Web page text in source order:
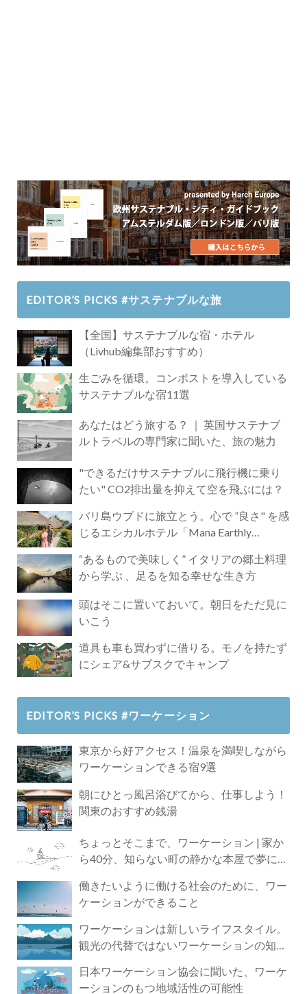
EDITOR’S PICKS #サステナブルな旅
【全国】サステナブルな宿・ホテル
（Livhub編集部おすすめ）
生ごみを循環。コンポストを導入している
サステナブルな宿11選
あなたはどう旅する？ ｜ 英国サステナブ
ルトラベルの専門家に聞いた、旅の魅力
"できるだけサステナブルに飛行機に乗り
たい" CO2排出量を抑えて空を飛ぶには？
バリ島ウブドに旅立とう。心で ”良さ" を感
じるエシカルホテル「Mana Earthly
“あるもので美味しく” イタリアの郷土料理
から学ぶ 、足るを知る幸せな生き方
頭はそこに置いておいて。朝日をただ見に
いこう
道具も車も買わずに借りる。モノを持たず
にシェア&サブスクでキャンプ
EDITOR’S PICKS #ワーケーション
東京から好アクセス！温泉を満喫しながら
ワーケーションできる宿9選
朝にひとっ風呂浴びてから、仕事しよう！
関東のおすすめ銭湯
ちょっとそこまで、ワーケーション | 家か
ら40分、知らない町の静かな本屋で夢に近
働きたいように働ける社会のために、ワー
ケーションができること
ワーケーションは新しいライフスタイル。
観光の代替ではないワーケーションの知ら
日本ワーケーション協会に聞いた、ワーケ
ーションのもつ地域活性の可能性